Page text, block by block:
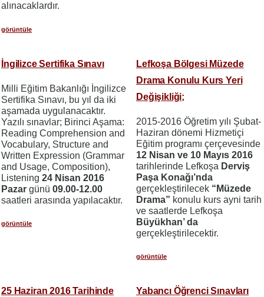
alınacaklardır.
görüntüle
İngilizce Sertifika Sınavı
Milli Eğitim Bakanlığı İngilizce
Sertifika Sınavı, bu yıl da iki
aşamada uygulanacaktır.
Yazılı sınavlar; Birinci Aşama:
Reading Comprehension and
Vocabulary, Structure and
Written Expression (Grammar
and Usage, Composition),
Listening 24 Nisan 2016
Pazar günü 09.00-12.00
saatleri arasında yapılacaktır.
görüntüle
Lefkoşa Bölgesi Müzede
Drama Konulu Kurs Yeri
Değişikliği;
2015-2016 Öğretim yılı Şubat-
Haziran dönemi Hizmetiçi
Eğitim programı çerçevesinde
12 Nisan ve 10 Mayıs 2016
tarihlerinde Lefkoşa Derviş
Paşa Konağı’nda
gerçekleştirilecek “Müzede
Drama” konulu kurs ayni tarih
ve saatlerde Lefkoşa
Büyükhan’ da
gerçekleştirilecektir.
görüntüle
25 Haziran 2016 Tarihinde
Yabancı Öğrenci Sınavları